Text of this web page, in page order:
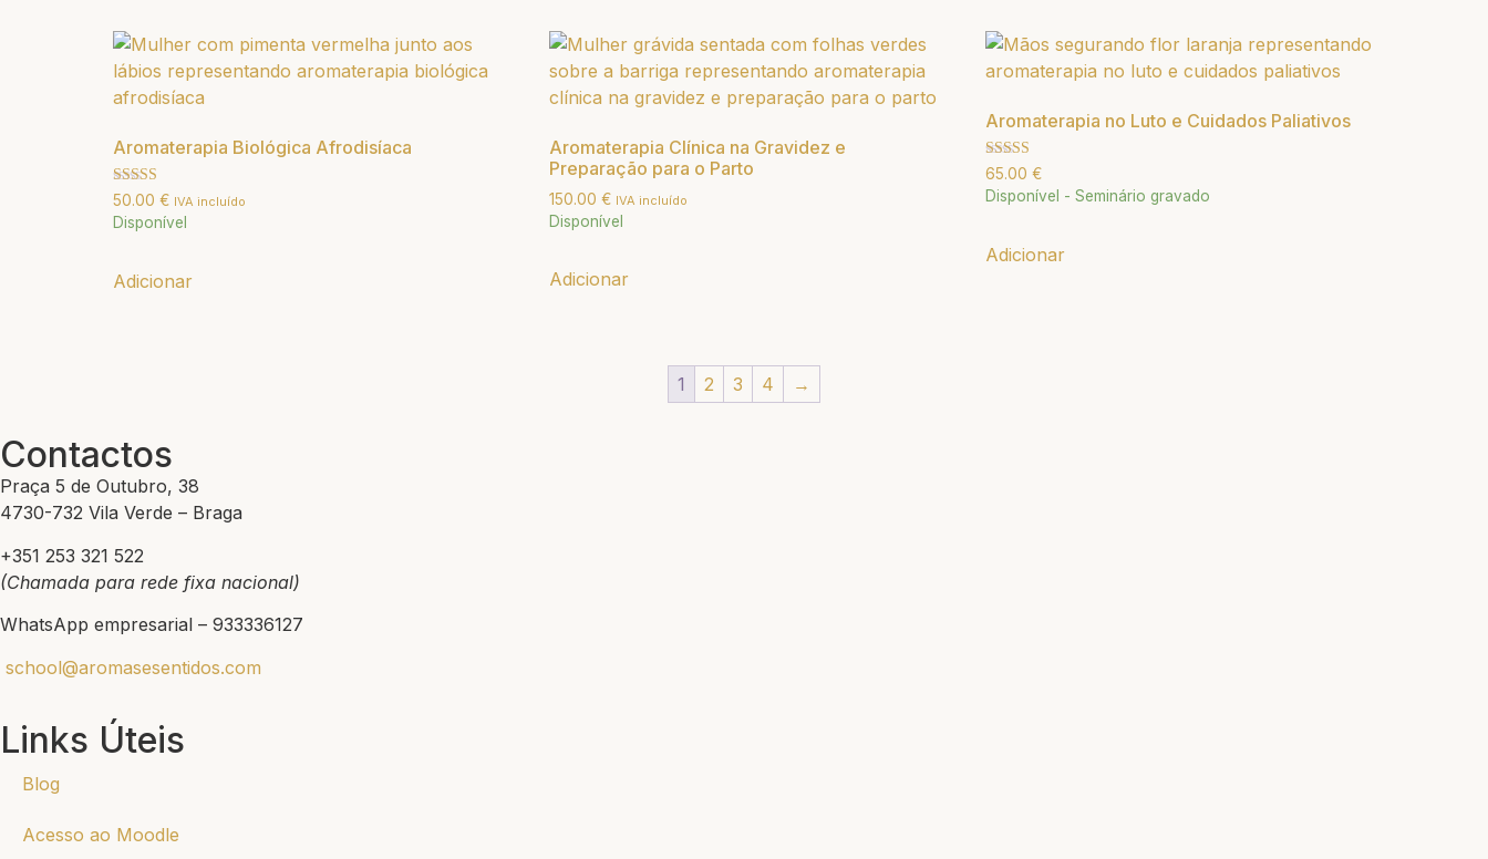
Aromaterapia Biológica Afrodisíaca
Avaliação
5.00
de 5
50.00 € IVA incluído
Disponível
Adicionar
Aromaterapia Clínica na Gravidez e
Preparação para o Parto
150.00 € IVA incluído
Disponível
Adicionar
Aromaterapia no Luto e Cuidados Paliativos
Avaliação
5.00
de 5
65.00 €
Disponível - Seminário gravado
Adicionar
1 2 3 4 →
Contactos
Praça 5 de Outubro, 38
4730-732 Vila Verde – Braga
+351 253 321 522
(Chamada para rede fixa nacional)
WhatsApp empresarial – 933336127
school@aromasesentidos.com
Links Úteis
Blog
Acesso ao Moodle